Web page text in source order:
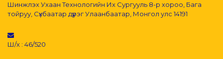
Шинжлэх Ухаан Технологийн Их Сургууль 8-р хороо, Бага
тойруу, Сүхбаатар дүүрэг Улаанбаатар, Монгол улс 14191
Ш/х : 46/520